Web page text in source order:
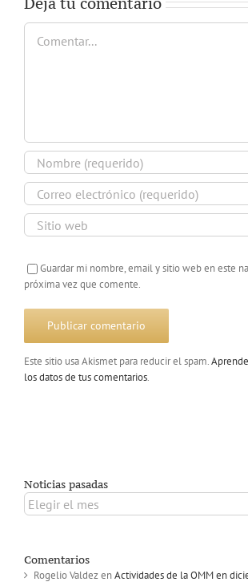
Comentar
Guardar mi nombre, email y sitio web en este
próxima vez que comente.
Este sitio usa Akismet para reducir el spam.
los datos de tus comentarios.
Noticias pasadas
Noticias
pasadas
Comentarios
Rogelio ValdezenActividades de la OMM en